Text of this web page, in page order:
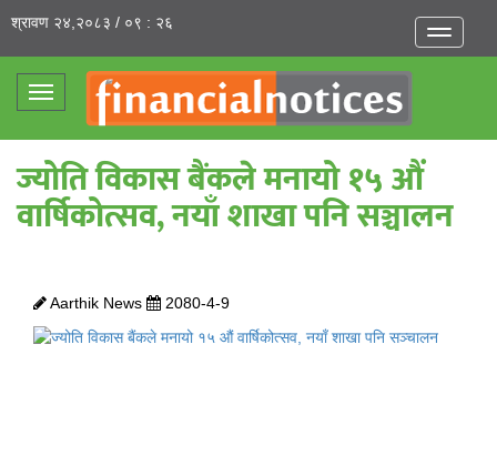
Toggle
श्रावण २४,२०८३ / ०९ : २६
Toggle
ज्योति विकास बैंकले मनायो १५ औं
वार्षिकोत्सव, नयाँ शाखा पनि सञ्चालन
Aarthik News 2080-4-9